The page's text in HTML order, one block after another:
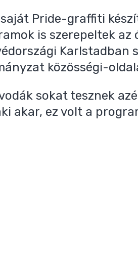
Pride-graffiti
is szerepeltek az
Karlstadban
közösségi-
sokat tesznek
akar, ez volt a